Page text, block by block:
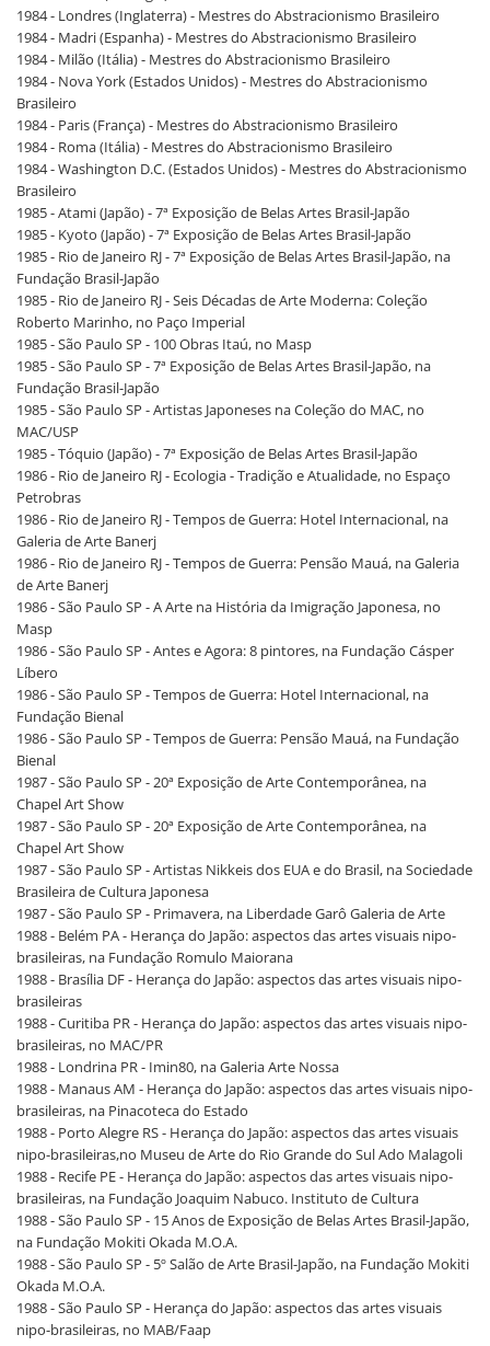
1984 - Londres (Inglaterra) - Mestres do Abstracionismo Brasileiro
1984 - Madri (Espanha) - Mestres do Abstracionismo Brasileiro
1984 - Milão (Itália) - Mestres do Abstracionismo Brasileiro
1984 - Nova York (Estados Unidos) - Mestres do Abstracionismo
Brasileiro
1984 - Paris (França) - Mestres do Abstracionismo Brasileiro
1984 - Roma (Itália) - Mestres do Abstracionismo Brasileiro
1984 - Washington D.C. (Estados Unidos) - Mestres do Abstracionismo
Brasileiro
1985 - Atami (Japão) - 7ª Exposição de Belas Artes Brasil-Japão
1985 - Kyoto (Japão) - 7ª Exposição de Belas Artes Brasil-Japão
1985 - Rio de Janeiro RJ - 7ª Exposição de Belas Artes Brasil-Japão, na
Fundação Brasil-Japão
1985 - Rio de Janeiro RJ - Seis Décadas de Arte Moderna: Coleção
Roberto Marinho, no Paço Imperial
1985 - São Paulo SP - 100 Obras Itaú, no Masp
1985 - São Paulo SP - 7ª Exposição de Belas Artes Brasil-Japão, na
Fundação Brasil-Japão
1985 - São Paulo SP - Artistas Japoneses na Coleção do MAC, no
MAC/USP
1985 - Tóquio (Japão) - 7ª Exposição de Belas Artes Brasil-Japão
1986 - Rio de Janeiro RJ - Ecologia - Tradição e Atualidade, no Espaço
Petrobras
1986 - Rio de Janeiro RJ - Tempos de Guerra: Hotel Internacional, na
Galeria de Arte Banerj
1986 - Rio de Janeiro RJ - Tempos de Guerra: Pensão Mauá, na Galeria
de Arte Banerj
1986 - São Paulo SP - A Arte na História da Imigração Japonesa, no
Masp
1986 - São Paulo SP - Antes e Agora: 8 pintores, na Fundação Cásper
Líbero
1986 - São Paulo SP - Tempos de Guerra: Hotel Internacional, na
Fundação Bienal
1986 - São Paulo SP - Tempos de Guerra: Pensão Mauá, na Fundação
Bienal
1987 - São Paulo SP - 20ª Exposição de Arte Contemporânea, na
Chapel Art Show
1987 - São Paulo SP - 20ª Exposição de Arte Contemporânea, na
Chapel Art Show
1987 - São Paulo SP - Artistas Nikkeis dos EUA e do Brasil, na Sociedade
Brasileira de Cultura Japonesa
1987 - São Paulo SP - Primavera, na Liberdade Garô Galeria de Arte
1988 - Belém PA - Herança do Japão: aspectos das artes visuais nipo-
brasileiras, na Fundação Romulo Maiorana
1988 - Brasília DF - Herança do Japão: aspectos das artes visuais nipo-
brasileiras
1988 - Curitiba PR - Herança do Japão: aspectos das artes visuais nipo-
brasileiras, no MAC/PR
1988 - Londrina PR - Imin80, na Galeria Arte Nossa
1988 - Manaus AM - Herança do Japão: aspectos das artes visuais nipo-
brasileiras, na Pinacoteca do Estado
1988 - Porto Alegre RS - Herança do Japão: aspectos das artes visuais
nipo-brasileiras,no Museu de Arte do Rio Grande do Sul Ado Malagoli
1988 - Recife PE - Herança do Japão: aspectos das artes visuais nipo-
brasileiras, na Fundação Joaquim Nabuco. Instituto de Cultura
1988 - São Paulo SP - 15 Anos de Exposição de Belas Artes Brasil-Japão,
na Fundação Mokiti Okada M.O.A.
1988 - São Paulo SP - 5º Salão de Arte Brasil-Japão, na Fundação Mokiti
Okada M.O.A.
1988 - São Paulo SP - Herança do Japão: aspectos das artes visuais
nipo-brasileiras, no MAB/Faap